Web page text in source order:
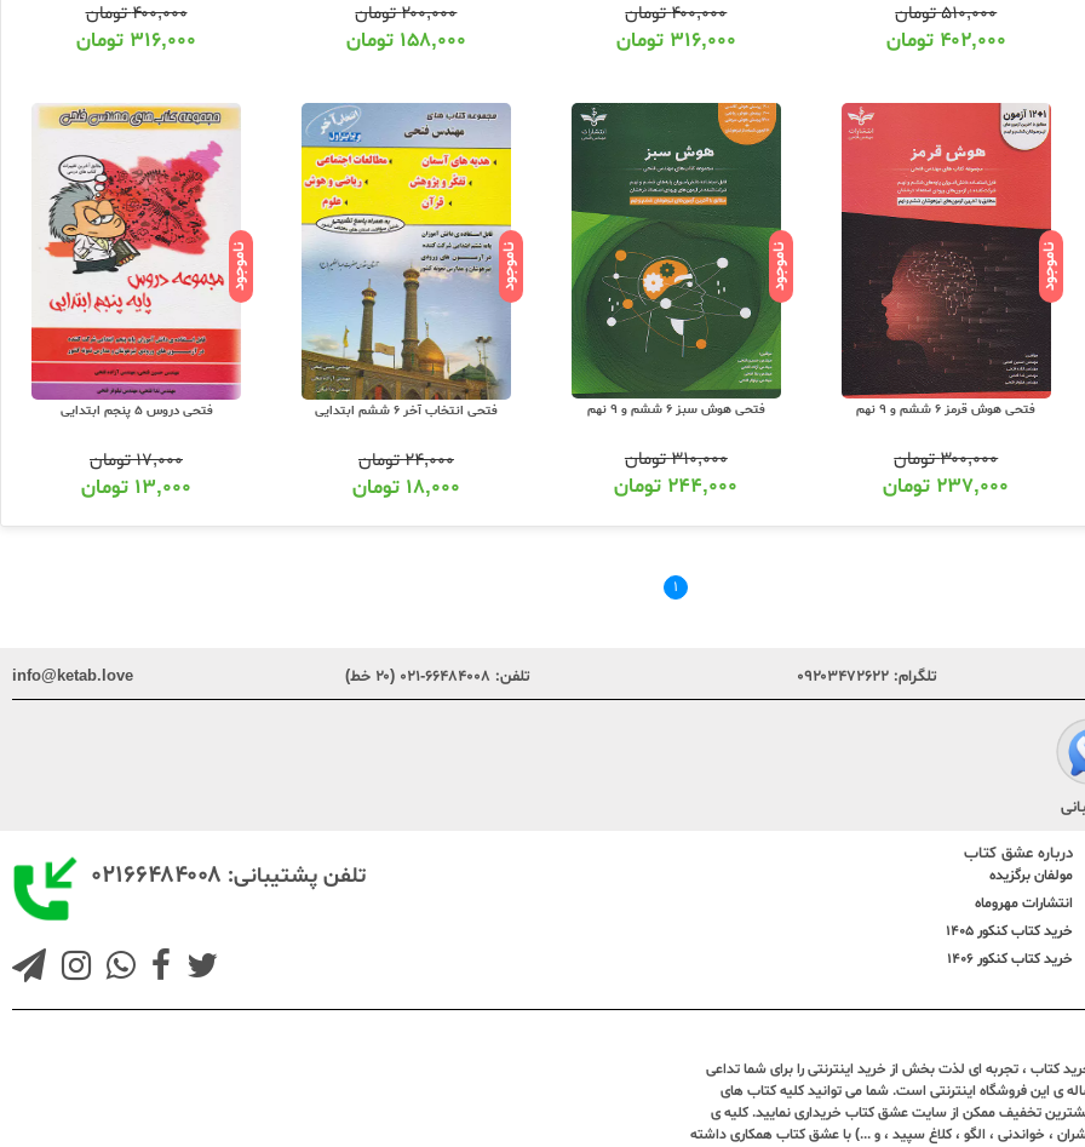
۵۱۰,۰۰۰تومان
۴۰۲,۰۰۰ تومان
۴۰۰,۰۰۰تومان
۳۱۶,۰۰۰ تومان
۲۰۰,۰۰۰تومان
۱۵۸,۰۰۰ تومان
۴۰۰,۰۰۰تومان
۳۱۶,۰۰۰ تومان
ناموجود
فتحی هوش قرمز 6 ششم و 9 نهم
۳۰۰,۰۰۰تومان
۲۳۷,۰۰۰ تومان
ناموجود
فتحی هوش سبز 6 ششم و 9 نهم
۳۱۰,۰۰۰تومان
۲۴۴,۰۰۰ تومان
ناموجود
فتحی انتخاب آخر 6 ششم ابتدایی
۲۴,۰۰۰تومان
۱۸,۰۰۰ تومان
ناموجود
فتحی دروس 5 پنجم ابتدایی
۱۷,۰۰۰تومان
۱۳,۰۰۰ تومان
۱
تلگرام: ۰۹۲۰۳۴۷۲۶۲۲ تلفن: ۶۶۴۸۴۰۰۸-۰۲۱ (۲۰ خط) info@ketab.love
درباره عشق کتاب
مولفان برگزیده
انتشارات مهروماه
خرید کتاب کنکور 1405
خرید کتاب کنکور 1406
تلفن پشتیبانی: ۰۲۱۶۶۴۸۴۰۰۸
کتاب ، تجربه ای لذت بخش از خرید اینترنتی را برای شما تداعی
ساله ی این فروشگاه اینترنتی است. شما می توانید کلیه کتاب های
تخفیف ممکن از سایت عشق کتاب خریداری نمایید. کلیه ی
، خواندنی ، الگو ، کلاغ سپید ، و ...) با عشق کتاب همکاری داشته